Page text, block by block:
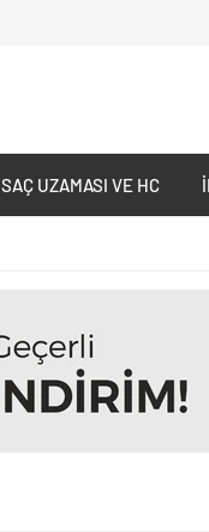
SAÇ UZAMASI VE HC